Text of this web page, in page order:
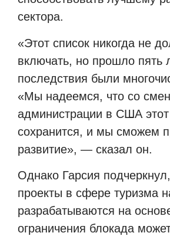
сектора.
«Этот список никогда не
включать, но прошло пять
последствия были
«Мы надеемся, что со
администрации в США
сохранится, и мы сможем
развитие», — сказал он.
Однако Гарсия
проекты в сфере туризма
разрабатываются на
ограничения блокада